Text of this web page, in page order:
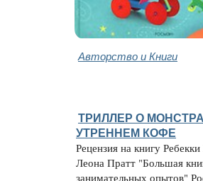
Авторство и Книги
ТРИЛЛЕР О
УТРЕННЕМ КОФЕ
Рецензия на книгу
Леона Пратт "Большая
занимательных опытов"